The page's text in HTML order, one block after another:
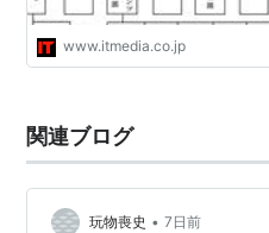
www.itmedia.co.jp
関連ブログ
玩物喪史 • 7日前